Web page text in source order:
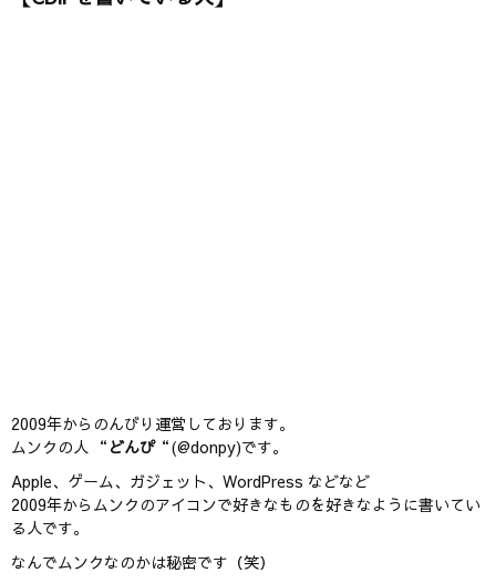
2009年からのんびり運営しております。
ムンクの人 “ どんぴ“(@donpy)です。
Apple、ゲーム、ガジェット、WordPress などなど
2009年からムンクのアイコンで好きなものを好きなように書いてい
る人です。
なんでムンクなのかは秘密です（笑）